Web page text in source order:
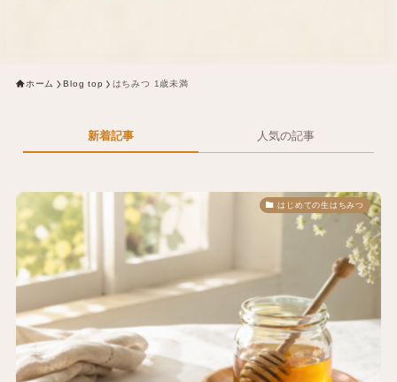
ホーム Blog top はちみつ 1歳未満
新着記事 人気の記事
はじめての生はちみつ